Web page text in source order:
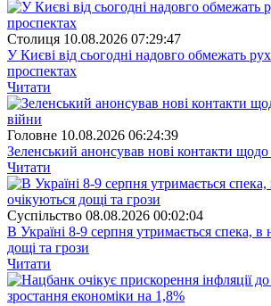
Столиця 10.08.2026 07:29:47
У Києві від сьогодні надовго обмежать
проспектах
Читати
Головне 10.08.2026 06:24:39
Зеленський анонсував нові контакти
Читати
Суспiльство 08.08.2026 00:02:04
В Україні 8-9 серпня утримається спека, в
дощі та грози
Читати